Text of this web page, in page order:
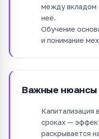
между вкладом
неё.
Обучение
и понимание
Важные нюансы
Капитализация
сроках —
раскрывается